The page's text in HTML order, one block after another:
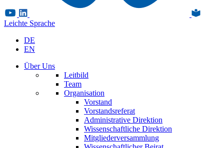
Leichte Sprache
DE
EN
Über Uns
Leitbild
Team
Organisation
Vorstand
Vorstandsreferat
Administrative Direktion
Wissenschaftliche Direktion
Mitgliederversammlung